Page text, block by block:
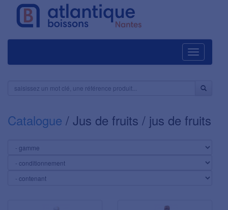
Navigation
Catalogue / Jus de fruits / jus de fruits